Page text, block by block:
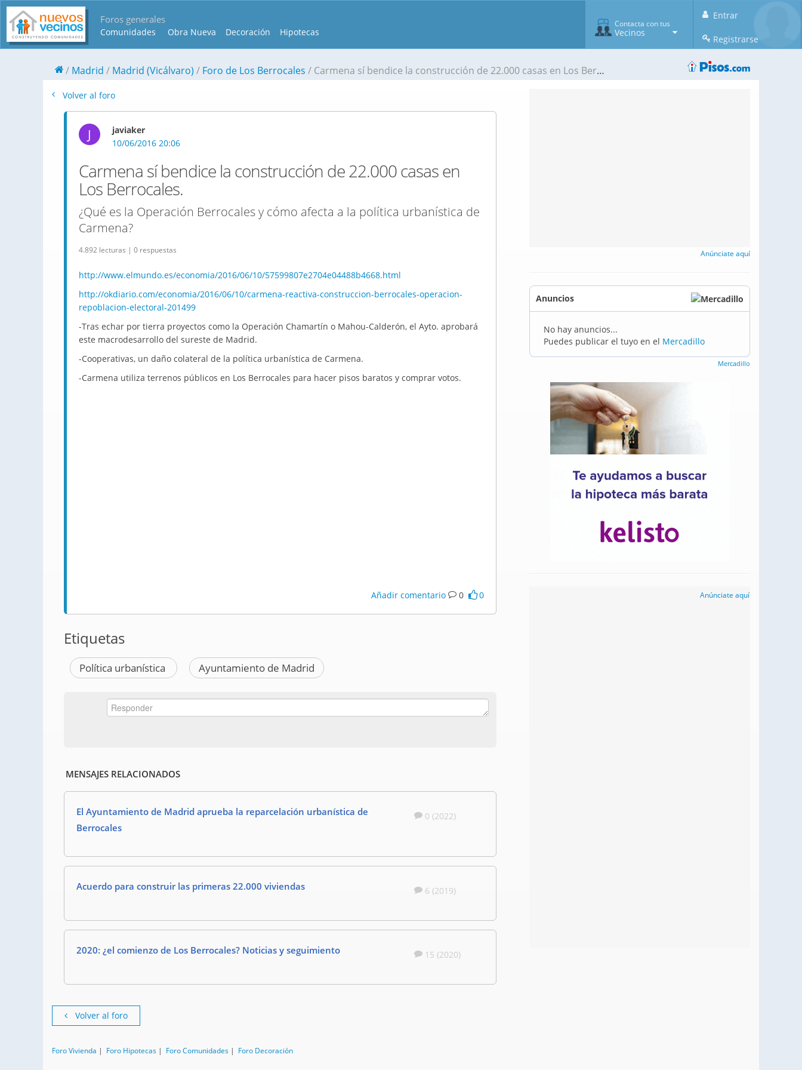
Foros generales
Comunidades Obra Nueva Decoración Hipotecas
Entrar
Registrarse
Contacta con tus
Vecinos
Madrid Madrid (Vicálvaro) Foro de Los Berrocales Carmena sí bendice la construcción de 22.000 casas en Los Berrocales.
Volver al foro
J
javiaker
10/06/2016 20:06
Carmena sí bendice la construcción de 22.000 casas en
Los Berrocales.
¿Qué es la Operación Berrocales y cómo afecta a la política urbanística de
Carmena?
4.892 lecturas | 0 respuestas
http://www.elmundo.es/economia/2016/06/10/57599807e2704e04488b4668.html
http://okdiario.com/economia/2016/06/10/carmena-reactiva-construccion-berrocales-operacion-
repoblacion-electoral-201499
-Tras echar por tierra proyectos como la Operación Chamartín o Mahou-Calderón, el Ayto. aprobará
este macrodesarrollo del sureste de Madrid.
-Cooperativas, un daño colateral de la política urbanística de Carmena.
-Carmena utiliza terrenos públicos en Los Berrocales para hacer pisos baratos y comprar votos.
Añadir comentario 0 0
Etiquetas
Política urbanística Ayuntamiento de Madrid
MENSAJES RELACIONADOS
El Ayuntamiento de Madrid aprueba la reparcelación urbanística de
Berrocales
0 (2022)
Acuerdo para construir las primeras 22.000 viviendas 6 (2019)
2020: ¿el comienzo de Los Berrocales? Noticias y seguimiento 15 (2020)
Volver al foro
Foro Vivienda | Foro Hipotecas | Foro Comunidades | Foro Decoración
Anúnciate aquí
Anuncios
No hay anuncios...
Puedes publicar el tuyo en el Mercadillo
Mercadillo
Anúnciate aquí